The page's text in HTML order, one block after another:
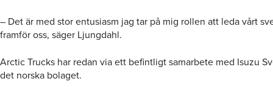
– Det är med stor entusiasm jag tar på mig rollen att leda vårt
framför oss, säger Ljungdahl.
Arctic Trucks har redan via ett befintligt samarbete med Isuzu
det norska bolaget.